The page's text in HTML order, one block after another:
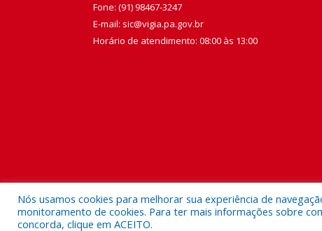
Fone: (91) 98467-3247
E-mail: sic@vigia.pa.gov.br
Horário de atendimento: 08:00 às 13:00
Todos os direitos reservados a Prefeitura Municipal
Nós usamos cookies para melhorar sua experiência de
monitoramento de cookies. Para ter mais informações sobre
concorda, clique em ACEITO.